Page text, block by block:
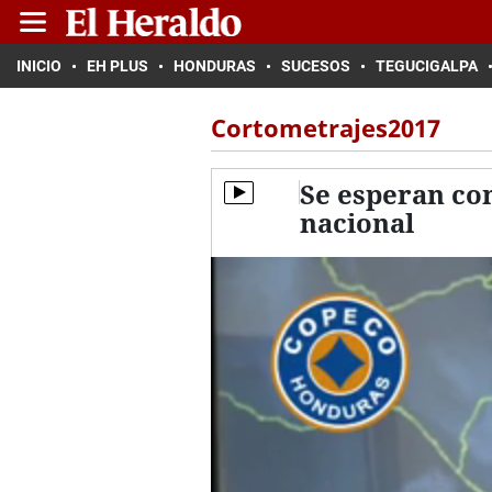
INICIO EH PLUS HONDURAS SUCESOS TEGUCIGALPA
Cortometrajes2017
Se esperan
nacional